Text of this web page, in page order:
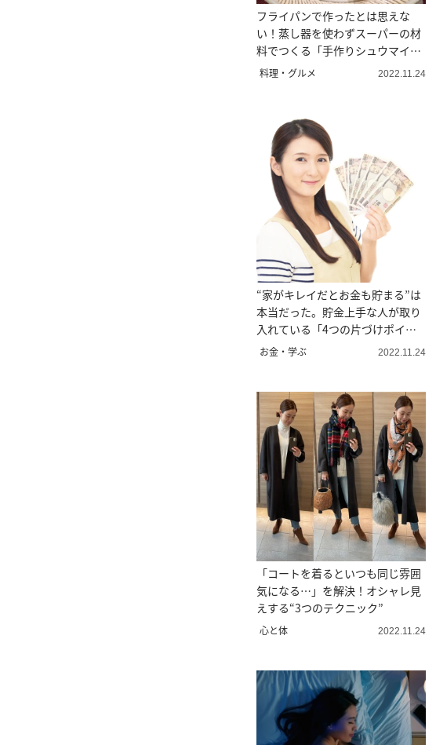
フライパンで作ったとは思えな
い！蒸し器を使わずスーパーの材
料でつくる「手作りシュウマイ」
レシピ
料理・グルメ 2022.11.24
“家がキレイだとお金も貯まる”は
本当だった。貯金上手な人が取り
入れている「4つの片づけポイン
ト」
お金・学ぶ 2022.11.24
「コートを着るといつも同じ雰囲
気になる…」を解決！オシャレ見
えする“3つのテクニック”
心と体 2022.11.24